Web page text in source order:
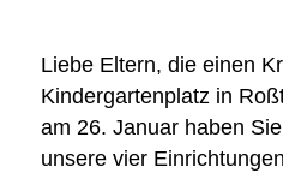
Liebe Eltern, die einen
Kindergartenplatz in
am 26. Januar haben
unsere vier